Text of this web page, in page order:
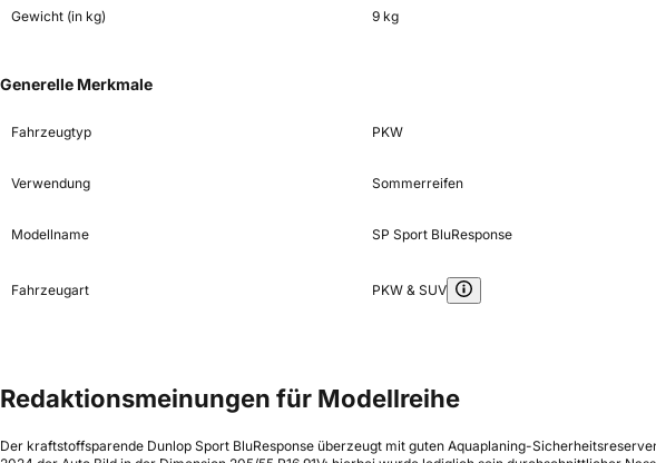
Gewicht (in kg) 9 kg
Generelle Merkmale
Fahrzeugtyp PKW
Verwendung Sommerreifen
Modellname SP Sport BluResponse
Fahrzeugart PKW & SUV
Redaktionsmeinungen für Modellreihe
Der kraftstoffsparende Dunlop Sport BluResponse überzeugt mit guten Aquaplaning-